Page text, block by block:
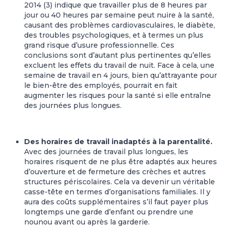
2014 (3) indique que travailler plus de 8 heures par
jour ou 40 heures par semaine peut nuire à la santé,
causant des problèmes cardiovasculaires, le diabète,
des troubles psychologiques, et à termes un plus
grand risque d’usure professionnelle. Ces
conclusions sont d’autant plus pertinentes qu’elles
excluent les effets du travail de nuit. Face à cela, une
semaine de travail en 4 jours, bien qu’attrayante pour
le bien-être des employés, pourrait en fait
augmenter les risques pour la santé si elle entraîne
des journées plus longues.
Des horaires de travail inadaptés à la parentalité.
Avec des journées de travail plus longues, les
horaires risquent de ne plus être adaptés aux heures
d’ouverture et de fermeture des crèches et autres
structures périscolaires. Cela va devenir un véritable
casse-tête en termes d’organisations familiales. Il y
aura des coûts supplémentaires s’il faut payer plus
longtemps une garde d’enfant ou prendre une
nounou avant ou après la garderie.